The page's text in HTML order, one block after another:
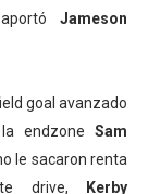
Jameson
goal avanzado
la endzoneSam
le sacaron renta
drive,
Kerby